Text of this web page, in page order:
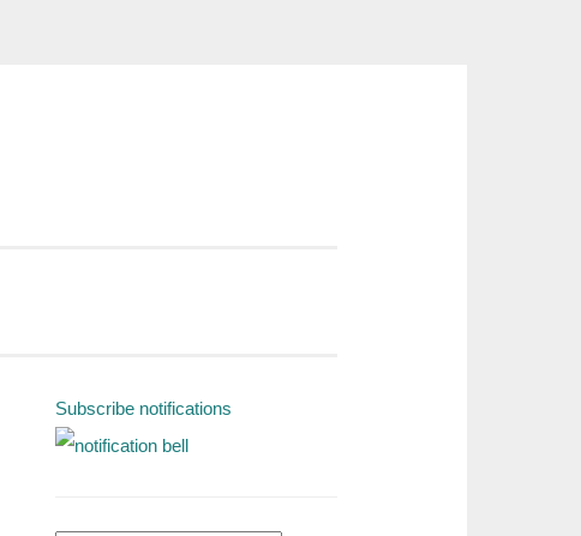
Subscribe notifications